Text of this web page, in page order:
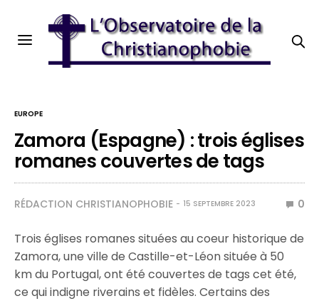
EUROPE
Zamora (Espagne) : trois églises
romanes couvertes de tags
RÉDACTION CHRISTIANOPHOBIE 15 SEPTEMBRE 2023 0
Trois églises romanes situées au coeur historique de
Zamora, une ville de Castille-et-Léon située à 50
km du Portugal, ont été couvertes de tags cet été,
ce qui indigne riverains et fidèles. Certains des